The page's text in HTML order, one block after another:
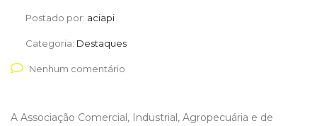
Postado por: aciapi
Categoria: Destaques
Nenhum comentário
A Associação Comercial, Industrial, Agropecuária e de